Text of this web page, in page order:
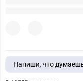
Напиши, что